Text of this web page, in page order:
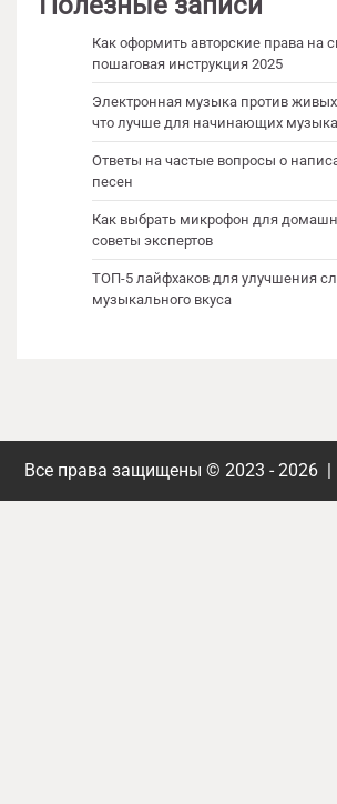
Как оформить авторские права на
пошаговая инструкция 2025
Электронная музыка против
что лучше для начинающих
Ответы на частые вопросы о
песен
Как выбрать микрофон для
советы экспертов
ТОП-5 лайфхаков для улучшения
музыкального вкуса
Все права защищены © 2023 - 2026